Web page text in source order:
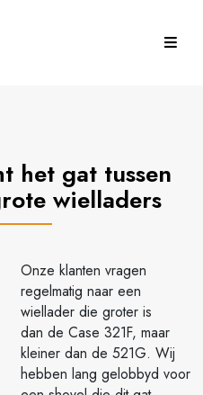
het gat tussen
wielladers
Onze klanten vragen
regelmatig naar een
wiellader die groter is
dan de Case 321F, maar
kleiner dan de 521G. Wij
hebben lang gelobbyd voor